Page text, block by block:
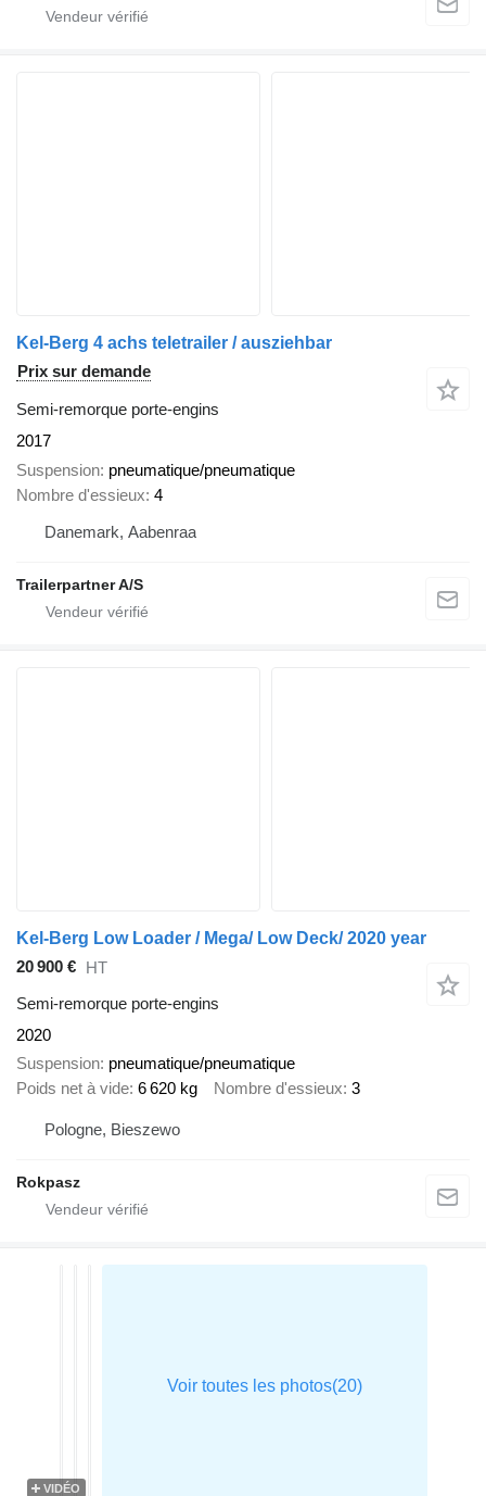
Kel-Berg 4 achs teletrailer / ausziehbar
Prix sur demande
Semi-remorque porte-engins
2017
Suspension pneumatique/pneumatique
Nombre d'essieux 4
Danemark, Aabenraa
Trailerpartner A/S
Kel-Berg Low Loader / Mega/ Low Deck/ 2020 year
20 900 € HT
Semi-remorque porte-engins
2020
Suspension pneumatique/pneumatique
Poids net à vide 6 620 kg Nombre d'essieux 3
Pologne, Bieszewo
Rokpasz
VIDÉO